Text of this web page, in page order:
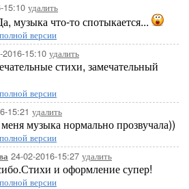
15:10 удалить
музыка что-то спотыкается...
версии
2016-15:10 удалить
стихи, замечательный
версии
15:21 удалить
музыка нормально прозвучала))
версии
24-02-2016-15:27 удалить
и оформление супер!
версии